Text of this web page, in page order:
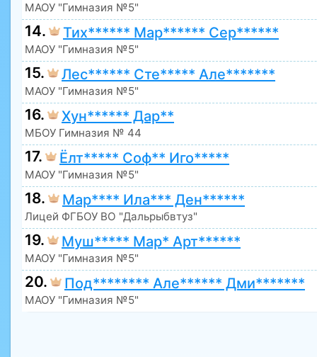
МАОУ "Гимназия №5"
14. Тих****** Мар****** Сер******
МАОУ "Гимназия №5"
15. Лес****** Сте***** Але*******
МАОУ "Гимназия №5"
16. Хун****** Дар**
МБОУ Гимназия № 44
17. Ёлт***** Соф** Иго*****
МАОУ "Гимназия №5"
18. Мар**** Ила*** Ден******
Лицей ФГБОУ ВО "Дальрыбвтуз"
19. Муш***** Мар* Арт******
МАОУ "Гимназия №5"
20. Под******** Але****** Дми*******
МАОУ "Гимназия №5"